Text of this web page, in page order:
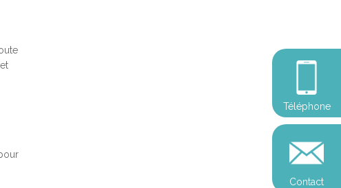
Téléphone
Contact